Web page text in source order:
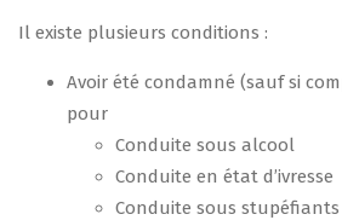
Il existe plusieurs conditions :
Avoir été condamné (sauf si
pour
Conduite sous alcool
Conduite en état d’ivresse
Conduite sous stupéfiants